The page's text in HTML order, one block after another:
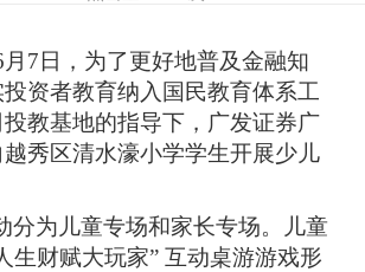
日，为了更好地普及金融知
资者教育纳入国民教育体系工
教基地的指导下，广发证券广
秀区清水濠小学学生开展少儿
儿童专场和家长专场。儿童
生财赋大玩家” 互动桌游游戏形